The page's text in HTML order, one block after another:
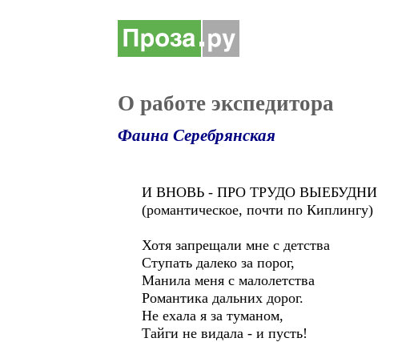
О работе экспедитора
Фаина Серебрянская
И ВНОВЬ - ПРО ТРУДО ВЫЕБУДНИ
(романтическое, почти по Киплингу)
Хотя запрещали мне с детства
Ступать далеко за порог,
Манила меня с малолетства
Романтика дальних дорог.
Не ехала я за туманом,
Тайги не видала - и пусть!